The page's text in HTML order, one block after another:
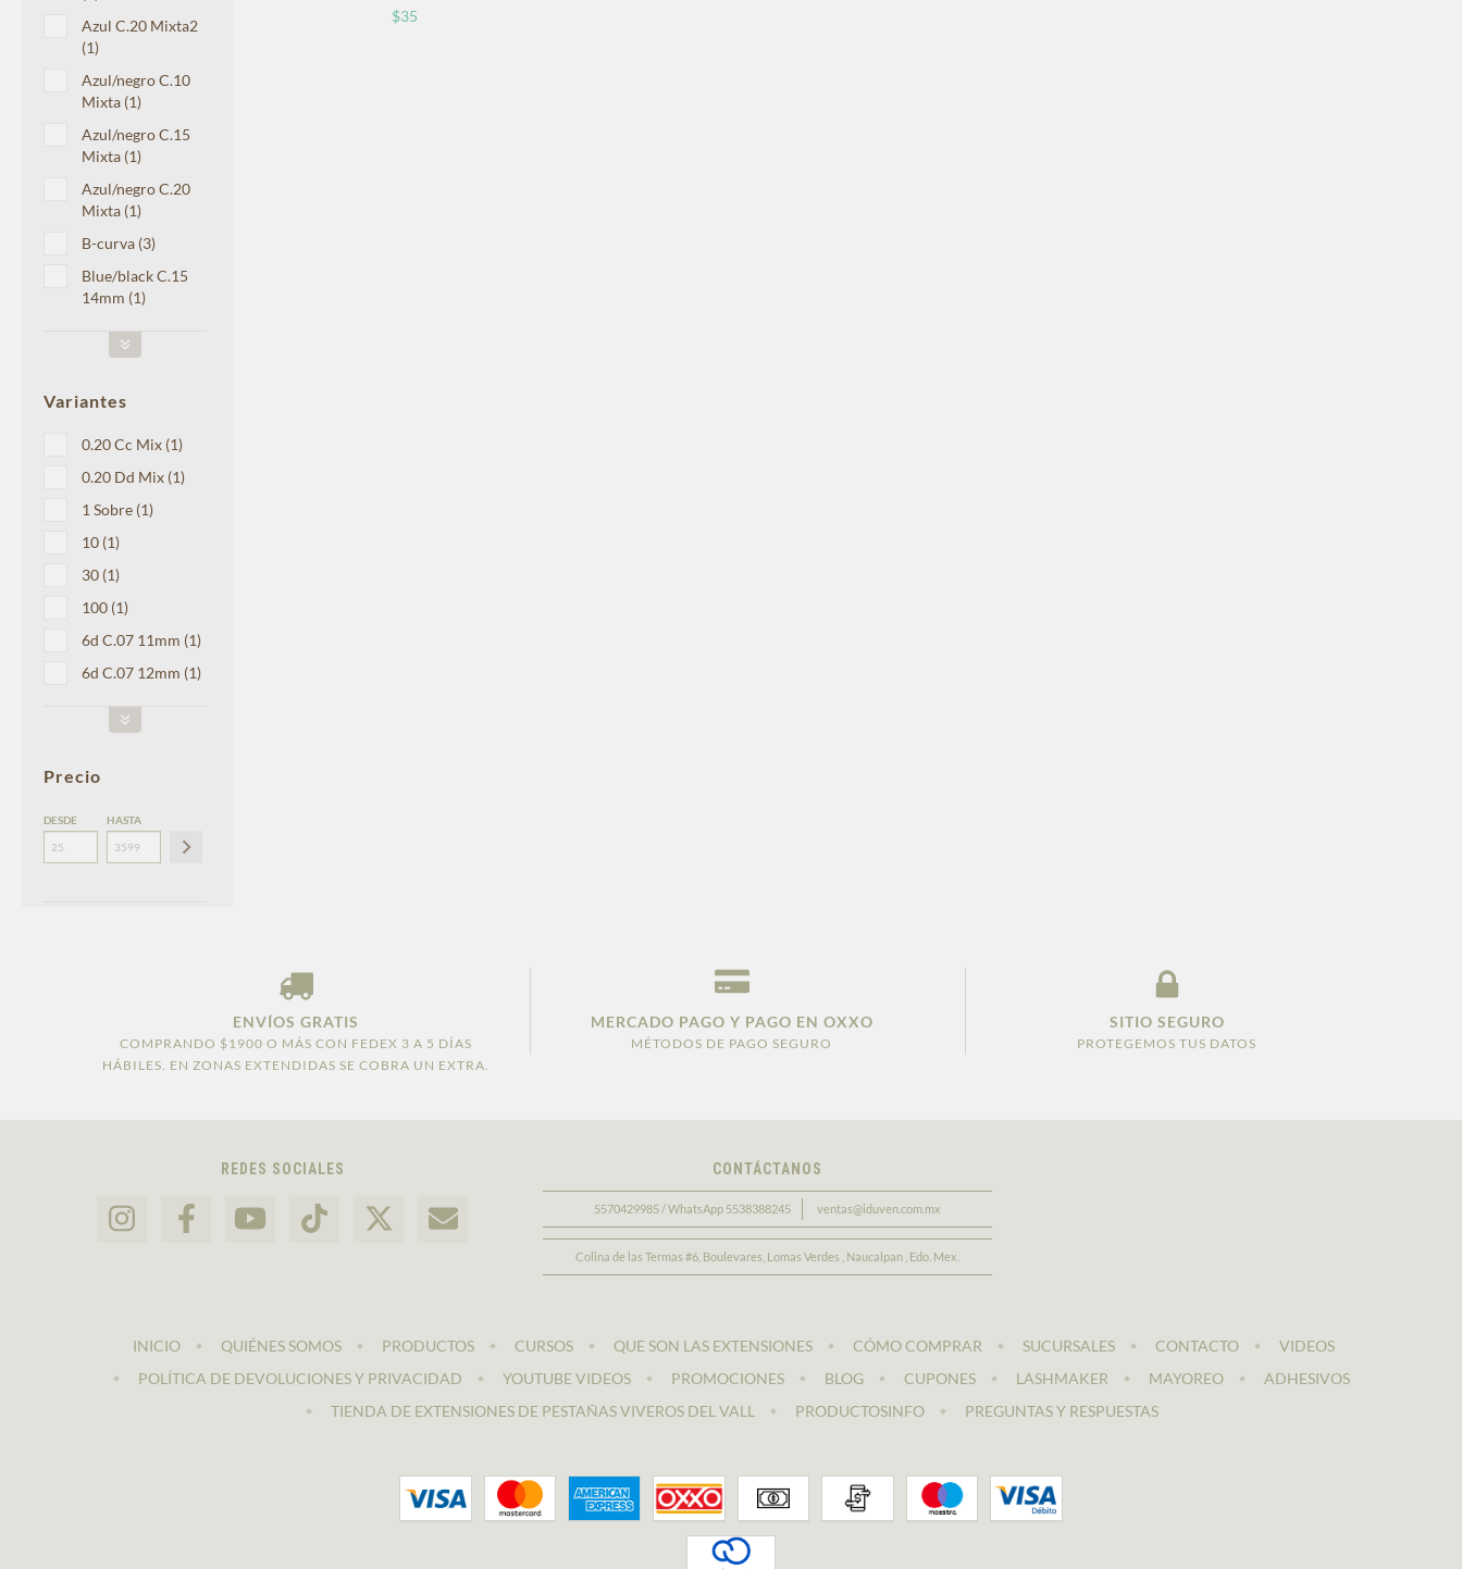
Azul C.20 Mixta2
(1)
Azul/negro C.10
Mixta (1)
Azul/negro C.15
Mixta (1)
Azul/negro C.20
Mixta (1)
B-curva (3)
Blue/black C.15
14mm (1)
Variantes
0.20 Cc Mix (1)
0.20 Dd Mix (1)
1 Sobre (1)
10 (1)
30 (1)
100 (1)
6d C.07 11mm (1)
6d C.07 12mm (1)
Precio
DESDE HASTA
$35
ENVÍOS GRATIS
COMPRANDO $1900 O MÁS CON FEDEX 3 A 5 DÍAS
HÁBILES. EN ZONAS EXTENDIDAS SE COBRA UN EXTRA.
MERCADO PAGO Y PAGO EN OXXO
MÉTODOS DE PAGO SEGURO
SITIO SEGURO
PROTEGEMOS TUS DATOS
REDES SOCIALES CONTÁCTANOS
5570429985 / WhatsApp 5538388245 ventas@iduven.com.mx
Colina de las Termas #6, Boulevares, Lomas Verdes , Naucalpan , Edo. Mex.
INICIO QUIÉNES SOMOS PRODUCTOS CURSOS QUE SON LAS EXTENSIONES CÓMO COMPRAR SUCURSALES CONTACTO
VIDEOS
POLÍTICA DE DEVOLUCIONES Y PRIVACIDAD
YOUTUBE VIDEOS PROMOCIONES BLOG CUPONES LASHMAKER MAYOREO
ADHESIVOS
TIENDA DE EXTENSIONES DE PESTAÑAS VIVEROS DEL VALL
PRODUCTOSINFO PREGUNTAS Y RESPUESTAS